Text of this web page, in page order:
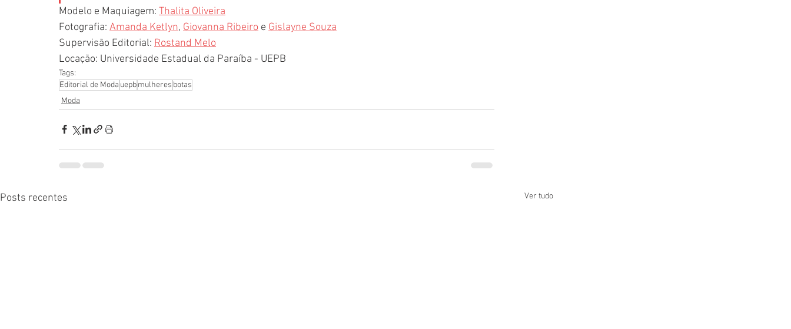
Modelo e Maquiagem: Thalita Oliveira
Fotografia: Amanda Ketlyn, Giovanna Ribeiro e Gislayne Souza
Supervisão Editorial: Rostand Melo
Locação: Universidade Estadual da Paraíba - UEPB
Tags:
Editorial de Moda uepbmulheres botas
Moda
Posts recentes Ver tudo